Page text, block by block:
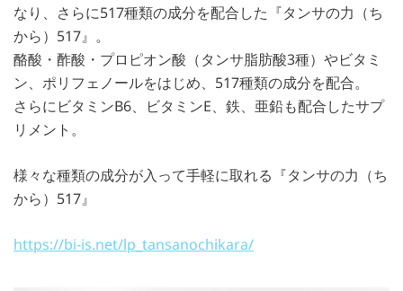
なり、さらに517種類の成分を配合した『タンサの力（ち
から）517』。
酪酸・酢酸・プロピオン酸（タンサ脂肪酸3種）やビタミ
ン、ポリフェノールをはじめ、517種類の成分を配合。
さらにビタミンB6、ビタミンE、鉄、亜鉛も配合したサプ
リメント。
様々な種類の成分が入って手軽に取れる『タンサの力（ち
から）517』
https://bi-is.net/lp_tansanochikara/